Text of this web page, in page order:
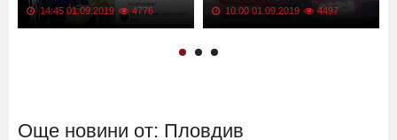
14:45 01.09.2019 4776 10:00 01.09.2019 4497
Още новини от: Пловдив